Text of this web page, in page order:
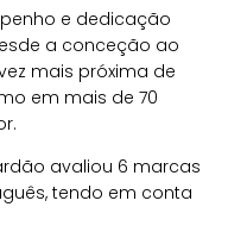
e dedicação
a conceção ao
mais próxima de
em mais de 70
avaliou 6 marcas
tendo em conta